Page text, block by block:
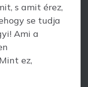
s amit érez,
se tudja
Ami a
ez,